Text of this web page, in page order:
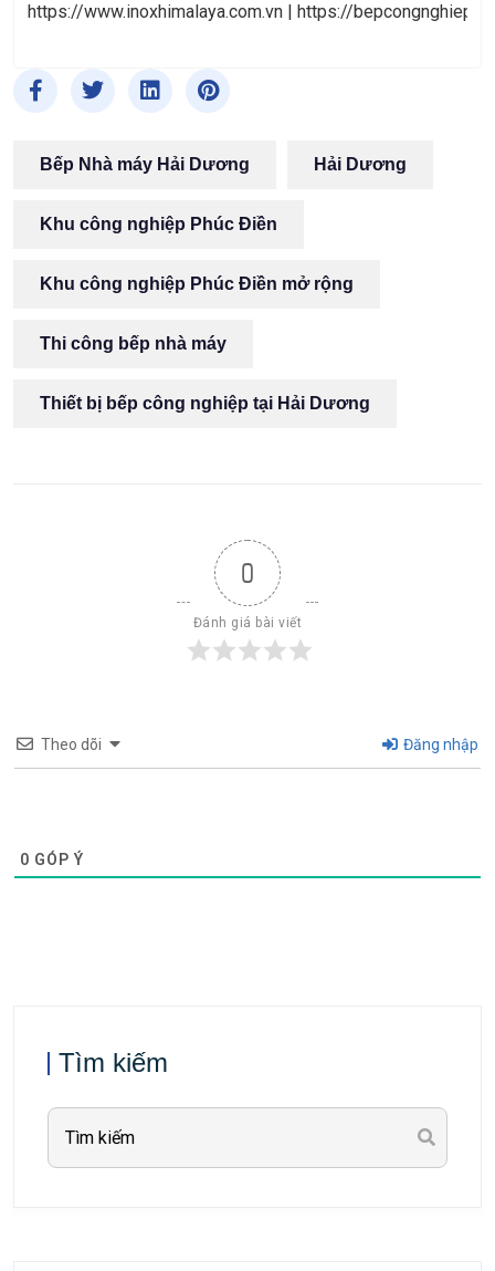
https://www.inoxhimalaya.com.vn | https://
Bếp Nhà máy Hải Dương Hải Dương
Khu công nghiệp Phúc Điền
Khu công nghiệp Phúc Điền mở rộng
Thi công bếp nhà máy
Thiết bị bếp công nghiệp tại Hải Dương
0
Đánh giá bài viết
Theo dõi Đăng nhập
0 GÓP Ý
Tìm kiếm